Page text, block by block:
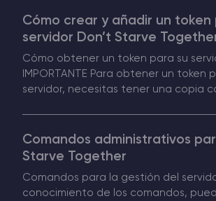
Rust Alojamiento de servidores
Palworld Alojamiento de servidores
Juegos
Cómo crear y añadir un token
servidor Don’t Starve
Cómo obtener un token para su
IMPORTANTE Para obtener un token
servidor, necesitas tener una copia
Comandos administrativos
Starve Together
Comandos para la gestión del
conocimiento de los comandos,